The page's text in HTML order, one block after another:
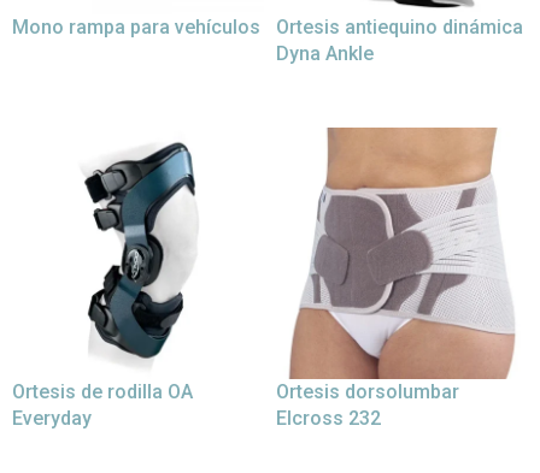
Mono rampa para vehículos
Ortesis antiequino dinámica
Dyna Ankle
Ortesis de rodilla OA
Everyday
Ortesis dorsolumbar
Elcross 232